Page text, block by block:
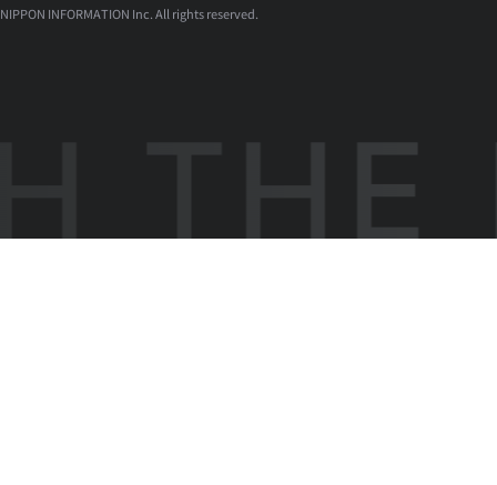
NIPPON INFORMATION Inc. All rights reserved.
THE